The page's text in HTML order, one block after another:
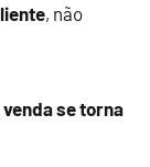
, não
venda se torna